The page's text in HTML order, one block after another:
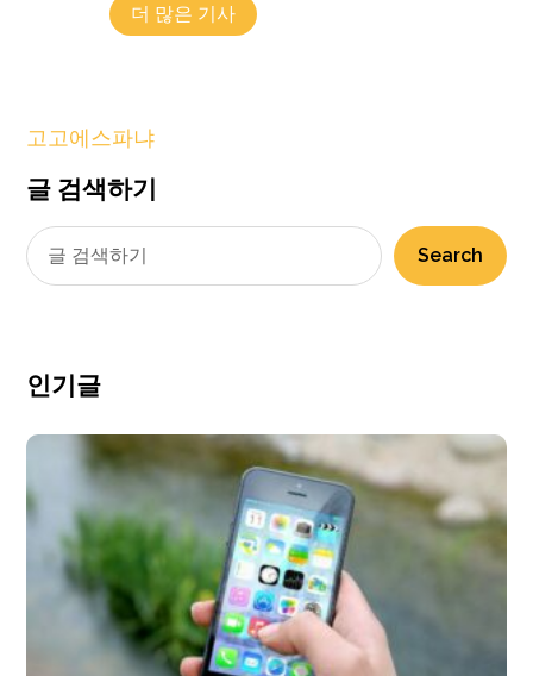
더 많은 기사
고고에스파냐
글 검색하기
Search
인기글